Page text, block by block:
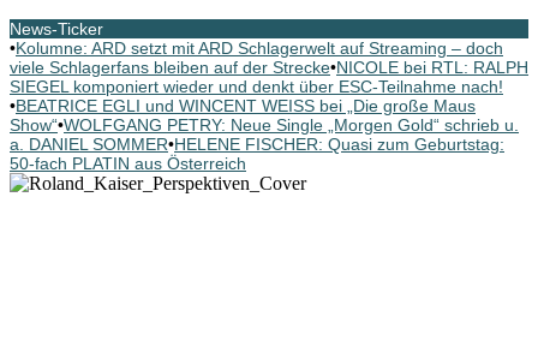
News-Ticker
•Kolumne: ARD setzt mit ARD Schlagerwelt auf Streaming – doch
viele Schlagerfans bleiben auf der Strecke•NICOLE bei RTL: RALPH
SIEGEL komponiert wieder und denkt über ESC-Teilnahme nach!
•BEATRICE EGLI und WINCENT WEISS bei „Die große Maus
Show“•WOLFGANG PETRY: Neue Single „Morgen Gold“ schrieb u.
a. DANIEL SOMMER•HELENE FISCHER: Quasi zum Geburtstag:
50-fach PLATIN aus Österreich